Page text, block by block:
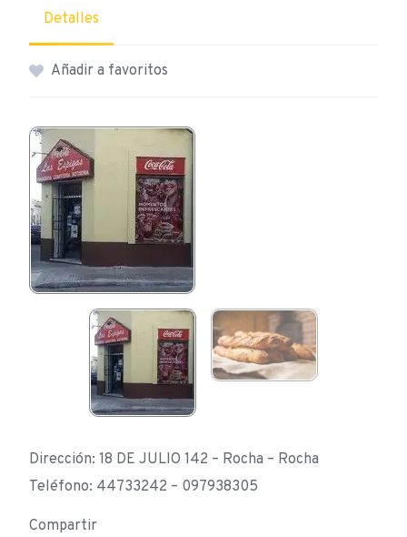
Detalles
Añadir a favoritos
Dirección: 18 DE JULIO 142 – Rocha – Rocha
Teléfono: 44733242 – 097938305
Compartir